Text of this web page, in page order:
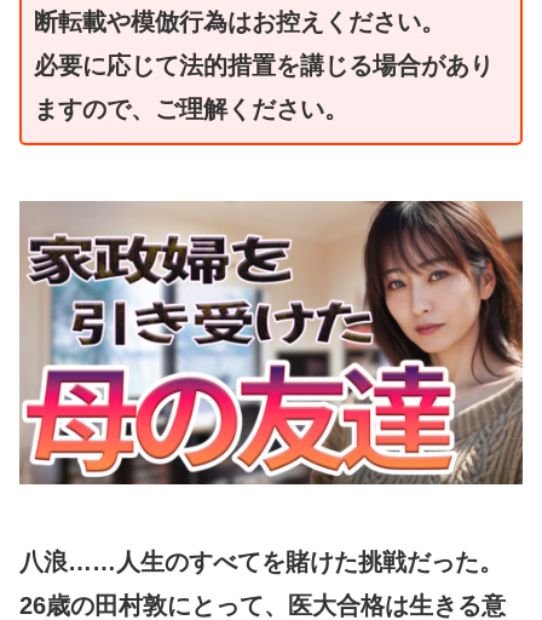
断転載や模倣行為はお控えください。
必要に応じて法的措置を講じる場合があり
ますので、ご理解ください。
八浪……人生のすべてを賭けた挑戦だった。
26歳の田村敦にとって、医大合格は生きる意